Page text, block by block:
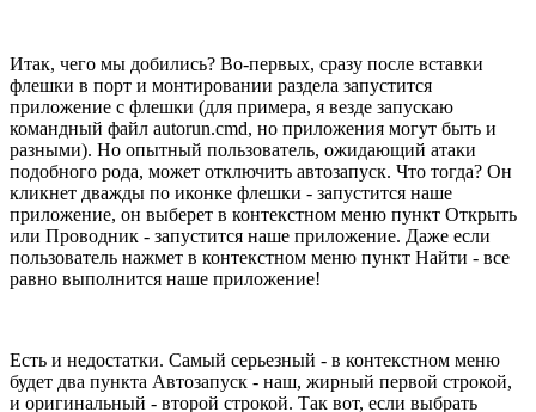
Итак, чего мы добились? Во-первых, сразу после вставки
флешки в порт и монтировании раздела запустится
приложение с флешки (для примера, я везде запускаю
командный файл autorun.cmd, но приложения могут быть и
разными). Но опытный пользователь, ожидающий атаки
подобного рода, может отключить автозапуск. Что тогда? Он
кликнет дважды по иконке флешки - запустится наше
приложение, он выберет в контекстном меню пункт Открыть
или Проводник - запустится наше приложение. Даже если
пользователь нажмет в контекстном меню пункт Найти - все
равно выполнится наше приложение!
Есть и недостатки. Самый серьезный - в контекстном меню
будет два пункта Автозапуск - наш, жирный первой строкой,
и оригинальный - второй строкой. Так вот, если выбрать